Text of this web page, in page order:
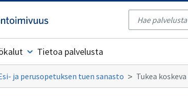
Tietoa palvelusta
ja perusopetuksen tuen sanasto Tukea